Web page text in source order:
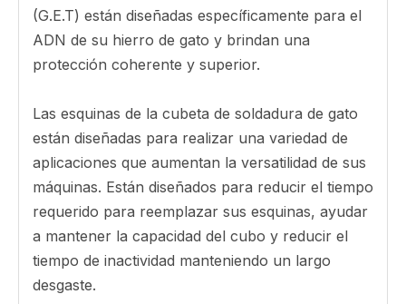
8k6456 Corner (R.H.) Caterpillar Piezas 916,
920, 924G, 926, 930, 936, 941, 950, 950B, 950F
Esquina cargadora de ruedas
Ofreciendo una precisión de fabricación
incomparable, las esquinas de un cubo de
soldadura CAT®, protegen su cubo del daño.
Nuestras herramientas de enganche en tierra
(G.E.T) están diseñadas específicamente para el